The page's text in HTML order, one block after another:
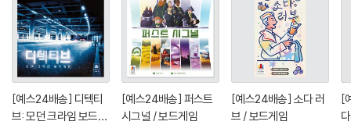
[예스24배송] 디텍티
브: 모던 크라임 보드게
[예스24배송] 퍼스트
시그널 / 보드게임
[예스24배송] 소다 러
브 / 보드게임
[